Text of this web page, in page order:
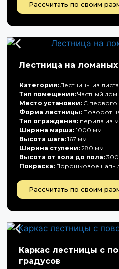
Рассчитать по своим
Лестница на ломаных
Категория: Лестницы из
Тип помещения: Частный дом
Место установки: С первого
Форма лестницы: Поворот
Тип ограждения: перила из
Ширина марша: 1000 мм
Высота шага: 167 мм
Ширина ступени: 280 мм
Высота от пола до пола:
Покраска: Порошковое
Рассчитать по своим
Каркас лестницы с
градусов